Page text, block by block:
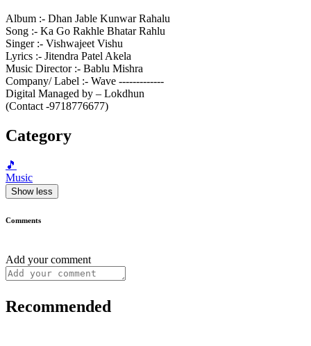
Album :- Dhan Jable Kunwar Rahalu
Song :- Ka Go Rakhle Bhatar Rahlu
Singer :- Vishwajeet Vishu
Lyrics :- Jitendra Patel Akela
Music Director :- Bablu Mishra
Company/ Label :- Wave -------------
Digital Managed by – Lokdhun
(Contact -9718776677)
Category
🎵
Music
Show less
Comments
Add your comment
Recommended